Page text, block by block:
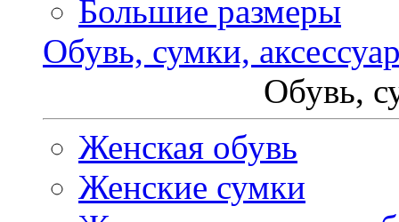
Большие размеры
Обувь, сумки,
Обувь,
Женская обувь
Женские сумки